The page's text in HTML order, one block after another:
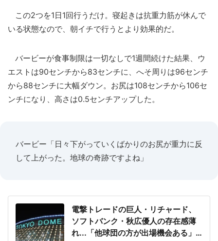
この2つを1日1回行うだけ。寝起きは抗重力筋が休んで
いる状態なので、朝イチで行うとより効果的だ。
バービーが食事制限は一切なしで1週間続けた結果、ウ
エストは90センチから83センチに、へそ周りは96センチ
から88センチに大幅ダウン。お尻は108センチから106セ
ンチになり、高さは0.5センチアップした。
バービー「日々下がっていくばかりのお尻が重力に反
して上がった。地球の奇跡ですよね」
電撃トレードの巨人・リチャード、
ソフトバンク・秋広優人の存在感薄
れ...「他球団の方が出場機会ある」